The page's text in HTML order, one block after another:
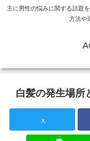
主に男性の悩みに関する話題
方法や
白髪の発生場所
X